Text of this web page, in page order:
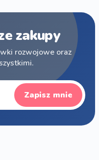
zakupy
rozwojowe oraz
Zapisz mnie